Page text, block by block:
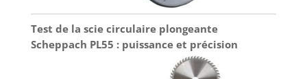
Test de la scie circulaire plongeante
Scheppach PL55 : puissance et précision